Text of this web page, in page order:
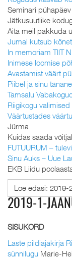
Seminari
Jätkusuutlike
Aita meil pakkuda
Jumal kutsub
In memoriam TIIT
Inimese loomise
Avastamist väärt
Piibel ja sinu
Tamsalu
Riigikogu
Väärtustades
Jürma
Kuidas saada
FUTUURUM –
Sinu Auks – Uue
EKB Liidu
Loe edasi: 2019-
2019-1-
SISUKORD
Laste pildiajakirja
sünnilugu Marie-